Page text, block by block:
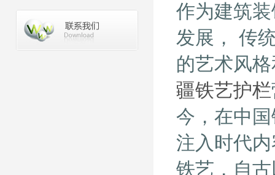
作为建筑
发展， 传
的艺术风
疆铁艺护栏
今，在中
注入时代
铁艺，自